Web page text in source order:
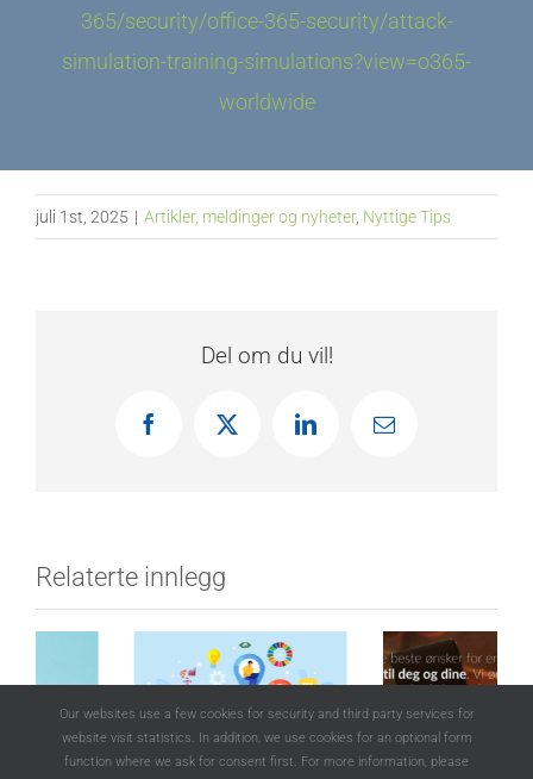
365/security/office-365-security/attack-
simulation-training-simulations?view=o365-
worldwide
juli 1st, 2025 | Artikler, meldinger og nyheter, Nyttige Tips
Del om du vil!
FacebookX LinkedInE-
Relaterte innlegg
Our websites use a few cookies for security and third party services for
website visit statistics. In addition, we use cookies for an optional form
function where we ask for consent first. For more information, please